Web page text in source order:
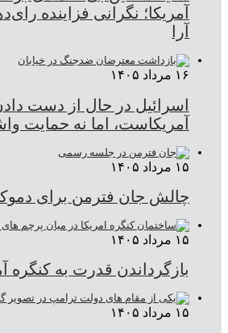
آمریکا؛ نگرانی فزاینده
آرا
۱۶ مرداد ۱۴۰۵
اسرائیل در حال از دست
آمریکاست، اما نه حمایت
۱۵ مرداد ۱۴۰۵
چالش جان فترمن برای
۱۵ مرداد ۱۴۰۵
بازگرداندن قدرت به کنگره
۱۵ مرداد ۱۴۰۵